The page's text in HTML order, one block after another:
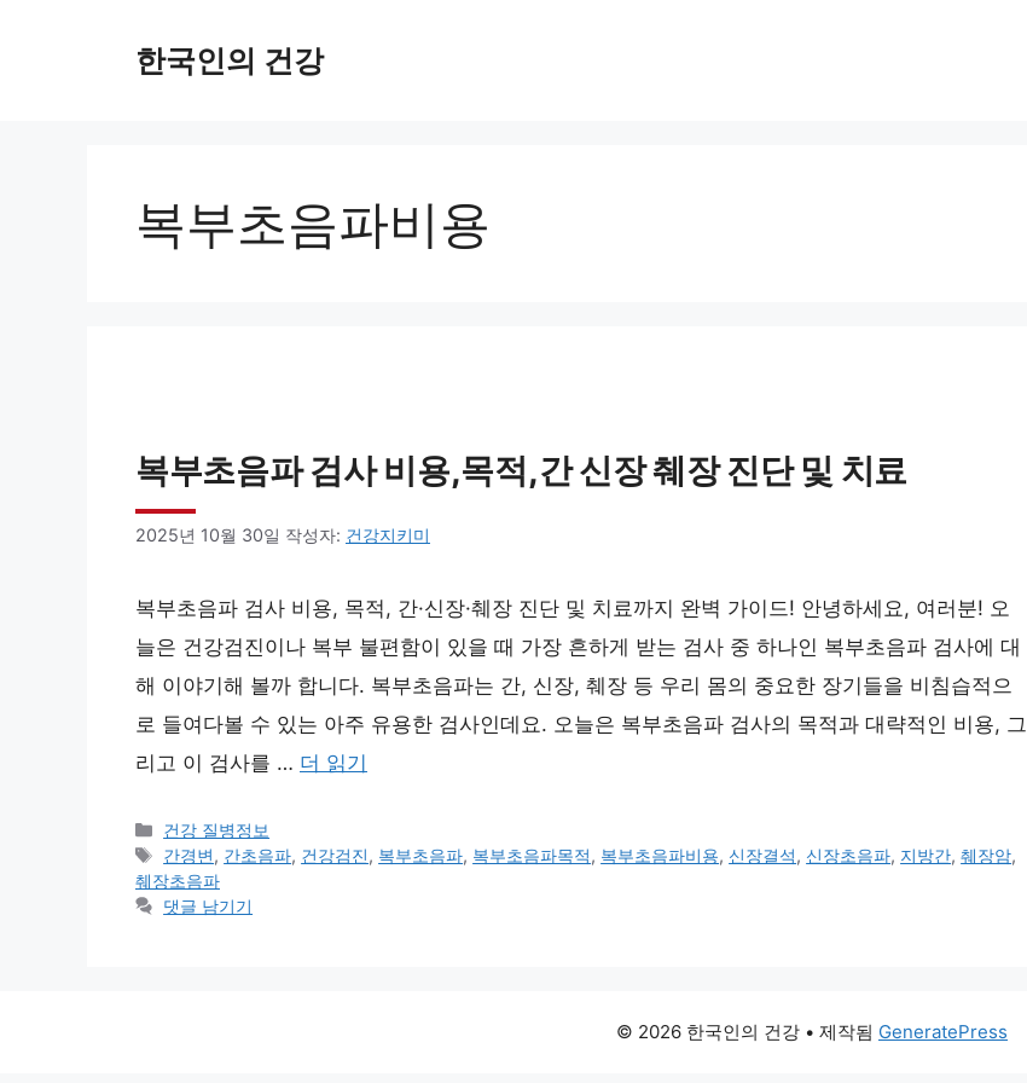
한국인의 건강
복부초음파비용
복부초음파 검사 비용,목적,간 신장 췌장 진단 및 치료
2025년 10월 30일 작성자: 건강지키미
복부초음파 검사 비용, 목적, 간·신장·췌장 진단 및 치료까지 완벽 가이드! 안녕하세요, 여러분! 오
늘은 건강검진이나 복부 불편함이 있을 때 가장 흔하게 받는 검사 중 하나인 복부초음파 검사에 대
해 이야기해 볼까 합니다. 복부초음파는 간, 신장, 췌장 등 우리 몸의 중요한 장기들을 비침습적으
로 들여다볼 수 있는 아주 유용한 검사인데요. 오늘은 복부초음파 검사의 목적과 대략적인 비용, 그
리고 이 검사를 … 더 읽기
카
테
고
리
건강 질병정보
태
그
간경변, 간초음파, 건강검진, 복부초음파, 복부초음파목적, 복부초음파비용, 신장결석, 신장초음파, 지방간,췌장암,
췌장초음파
댓글 남기기
© 2026 한국인의 건강 • 제작됨 GeneratePress